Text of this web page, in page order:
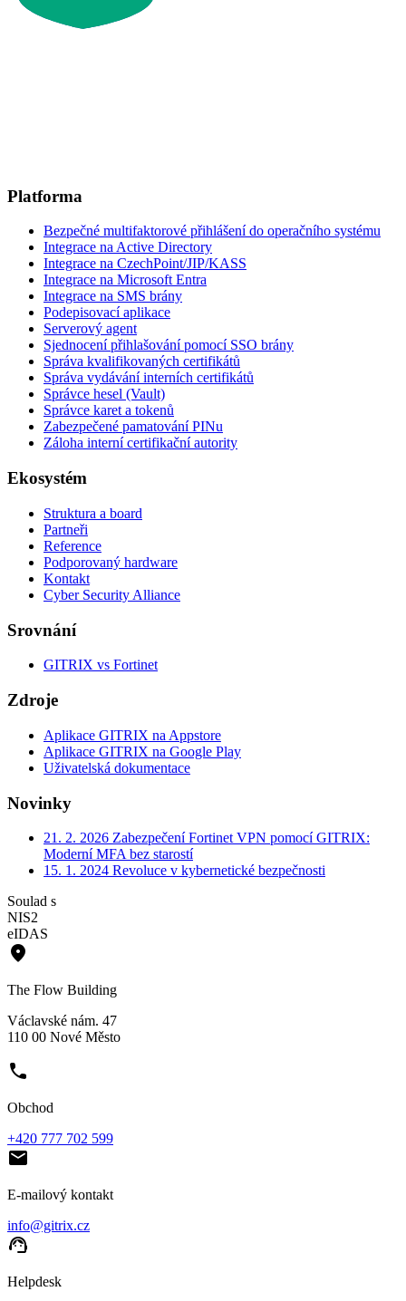
Platforma
Bezpečné multifaktorové přihlášení do operačního systému
Integrace na Active Directory
Integrace na CzechPoint/JIP/KASS
Integrace na Microsoft Entra
Integrace na SMS brány
Podepisovací aplikace
Serverový agent
Sjednocení přihlašování pomocí SSO brány
Správa kvalifikovaných certifikátů
Správa vydávání interních certifikátů
Správce hesel (Vault)
Správce karet a tokenů
Zabezpečené pamatování PINu
Záloha interní certifikační autority
Ekosystém
Struktura a board
Partneři
Reference
Podporovaný hardware
Kontakt
Cyber Security Alliance
Srovnání
GITRIX vs Fortinet
Zdroje
Aplikace GITRIX na Appstore
Aplikace GITRIX na Google Play
Uživatelská dokumentace
Novinky
21. 2. 2026 Zabezpečení Fortinet VPN pomocí GITRIX:
Moderní MFA bez starostí
15. 1. 2024 Revoluce v kybernetické bezpečnosti
Soulad s
NIS2
eIDAS
place
The Flow Building
Václavské nám. 47
110 00 Nové Město
phone
Obchod
+420 777 702 599
email
E-mailový kontakt
info@gitrix.cz
support_agent
Helpdesk